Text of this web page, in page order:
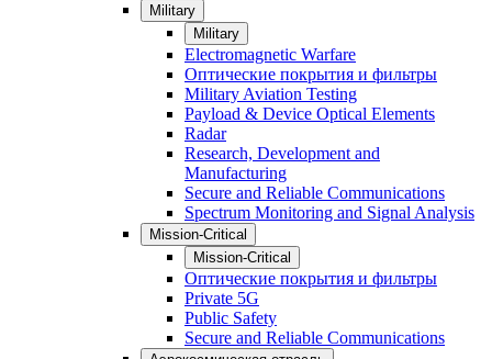
Military
Military
Electromagnetic Warfare
Оптические покрытия и фильтры
Military Aviation Testing
Payload & Device Optical Elements
Radar
Research, Development and
Manufacturing
Secure and Reliable Communications
Spectrum Monitoring and Signal Analysis
Mission-Critical
Mission-Critical
Оптические покрытия и фильтры
Private 5G
Public Safety
Secure and Reliable Communications